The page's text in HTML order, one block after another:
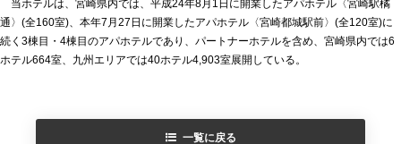
当ホテルは、宮崎県内では、平成24年8月1日に開業したアパホテル〈宮崎駅橘
通〉(全160室)、本年7月27日に開業したアパホテル〈宮崎都城駅前〉(全120室)に
続く3棟目・4棟目のアパホテルであり、パートナーホテルを含め、宮崎県内では6
ホテル664室、九州エリアでは40ホテル4,903室展開している。
一覧に戻る